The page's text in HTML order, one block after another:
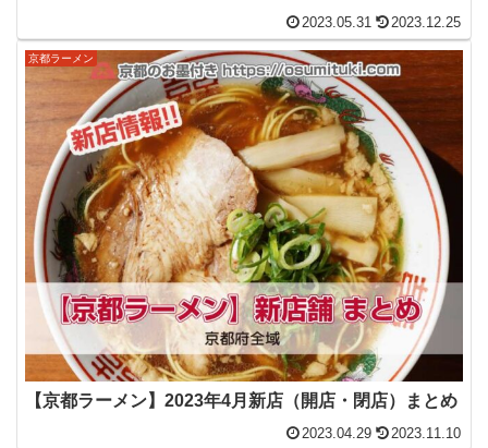
2023.05.31 2023.12.25
京都ラーメン
【京都ラーメン】2023年4月新店（開店・閉店）まとめ
2023.04.29 2023.11.10